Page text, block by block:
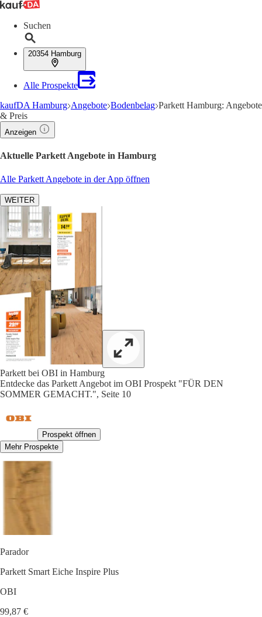
Suchen
20354 Hamburg
Alle Prospekte
kaufDA Hamburg Angebote Bodenbelag Parkett Hamburg: Angebote
& Preis
Anzeigen
Aktuelle Parkett Angebote in Hamburg
Alle Parkett Angebote in der App öffnen
WEITER
Parkett bei OBI in Hamburg
Entdecke das Parkett Angebot im OBI Prospekt "FÜR DEN
SOMMER GEMACHT.", Seite 10
Prospekt öffnen
Mehr Prospekte
Parador
Parkett Smart Eiche Inspire Plus
OBI
99,87 €